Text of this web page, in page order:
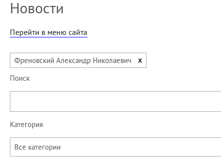
Новости
Перейти в меню сайта
Френовский Александр Николаевич
x
Поиск
Категория
Все категории